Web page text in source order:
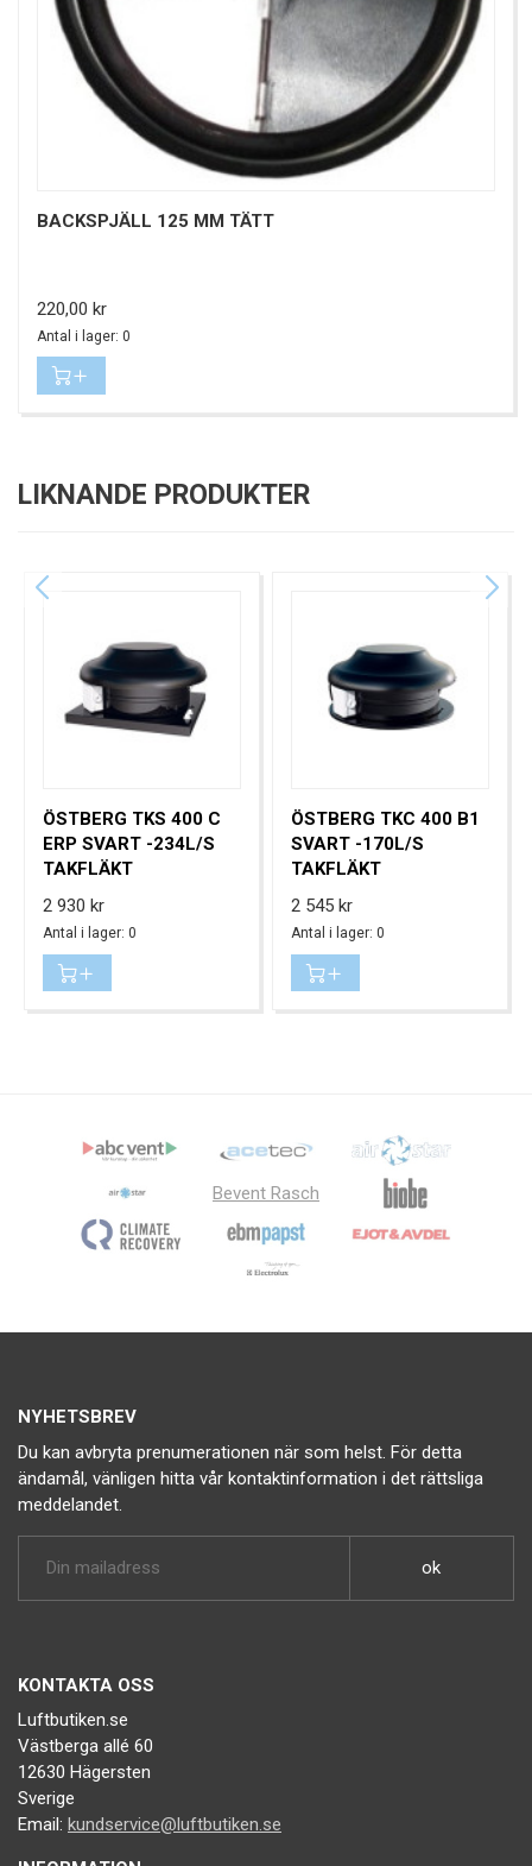
BACKSPJÄLL 125 MM TÄTT
Pris
220,00 kr
Antal i lager: 0
LIKNANDE PRODUKTER
ÖSTBERG TKS 400 C
ERP SVART -234L/S
TAKFLÄKT
Pris
2 930 kr
Antal i lager: 0
ÖSTBERG TKC 400 B1
SVART -170L/S
TAKFLÄKT
Pris
2 545 kr
Antal i lager: 0
Bevent Rasch
NYHETSBREV
Du kan avbryta prenumerationen när som helst. För detta
ändamål, vänligen hitta vår kontaktinformation i det rättsliga
meddelandet.
KONTAKTA OSS
Luftbutiken.se
Västberga allé 60
12630 Hägersten
Sverige
Email: kundservice@luftbutiken.se